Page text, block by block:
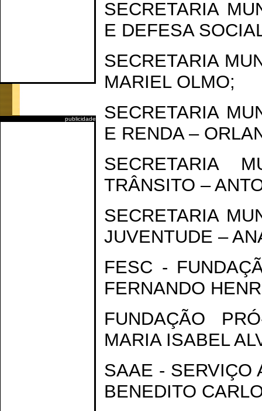
publicidade
SECRETARIA
E DEFESA
SECRETARIA
MARIEL OLMO;
SECRETARIA
E RENDA –
SECRETARIA
TRÂNSITO –
SECRETARIA
JUVENTUDE –
FESC -
FERNANDO
FUNDAÇÃO
MARIA ISABEL
SAAE - SERVIÇO
BENEDITO